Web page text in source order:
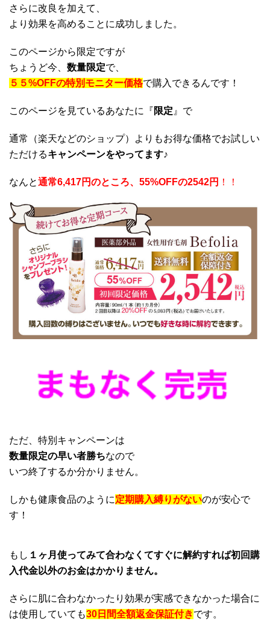
さらに改良を加えて、
より効果を高めることに成功しました。
このページから限定ですが
ちょうど今、 数量限定で、
５５%OFFの特別モニター価格で購入できるんです！
このページを見ているあなたに『限定 』で
通常（楽天などのショップ）よりもお得な価格でお試しい
ただけるキャンペーンをやってます♪
なんと通常6,417円のところ、55%OFFの2542円 ！！
ただ、特別キャンペーンは
数量限定の早い者勝ちなので
いつ終了するか分かりません。
しかも健康食品のように定期購入縛りがないのが安心で
す！
もし １ヶ月使ってみて合わなくてすぐに解約すれば初回購
入代金以外のお金はかかりません。
さらに肌に合わなかったり効果が実感できなかった場合に
は使用していても30日間全額返金保証付きです。